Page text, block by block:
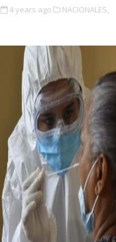
4 years ago NACIONALES,